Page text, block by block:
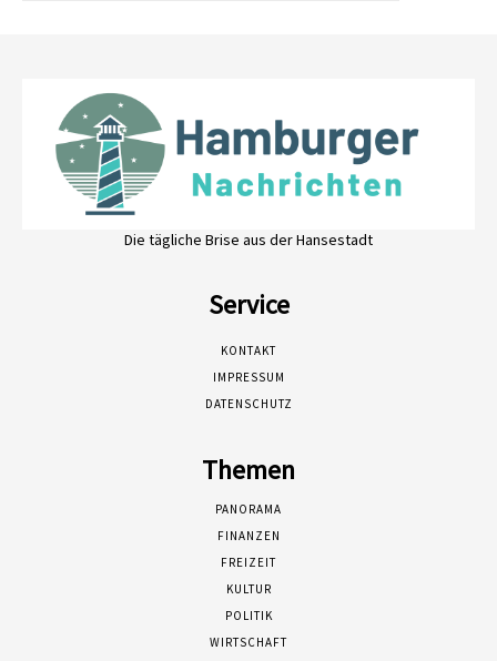
Die tägliche Brise aus der Hansestadt
Service
KONTAKT
IMPRESSUM
DATENSCHUTZ
Themen
PANORAMA
FINANZEN
FREIZEIT
KULTUR
POLITIK
WIRTSCHAFT